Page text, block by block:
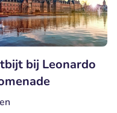
bij Leonardo